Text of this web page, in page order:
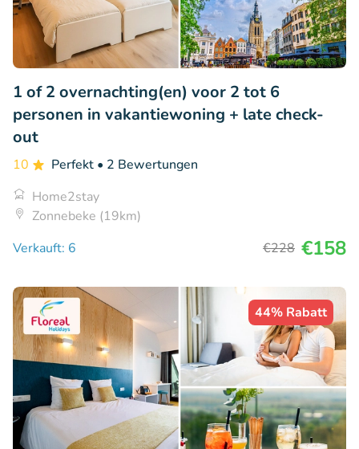
1 of 2 overnachting(en) voor 2 tot 6
personen in vakantiewoning + late check-
out
10 Perfekt • 2 Bewertungen
Home2stay
Zonnebeke (19km)
Verkauft: 6
€228 €158
44% Rabatt